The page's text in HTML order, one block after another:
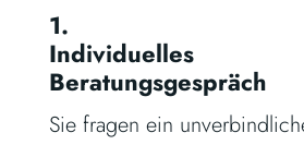
1.
Individuelles
Beratungsgespräch
Sie fragen ein